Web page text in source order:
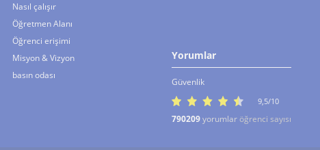
Nasıl çalışır
Öğretmen Alanı
Öğrenci erişimi
Misyon & Vizyon
basın odası
Yorumlar
Güvenlik
9,5/10
790209yorumlar öğrenci sayısı